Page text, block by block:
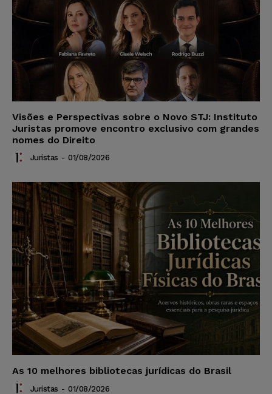
Visões e Perspectivas sobre o Novo STJ: Instituto
Juristas promove encontro exclusivo com grandes
nomes do Direito
Juristas - 01/08/2026
As 10 melhores bibliotecas jurídicas do Brasil
Juristas - 01/08/2026